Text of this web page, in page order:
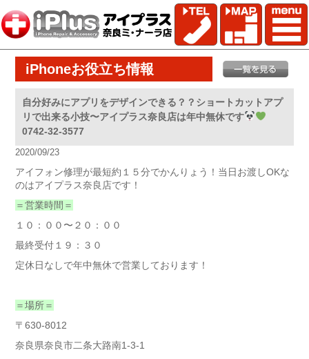
iPhoneお役立ち情報
自分好みにアプリをデザインできる？？ショートカットアプ
リで出来る小技〜アイプラス奈良店は年中無休です
0742-32-3577
2020/09/23
アイフォン修理が最短約１５分でかんりょう！当日お渡しOKな
のはアイプラス奈良店です！
＝営業時間＝
１０：００〜２０：００
最終受付１９：３０
定休日なしで年中無休で営業しております！
＝場所＝
〒630-8012
奈良県奈良市二条大路南1-3-1